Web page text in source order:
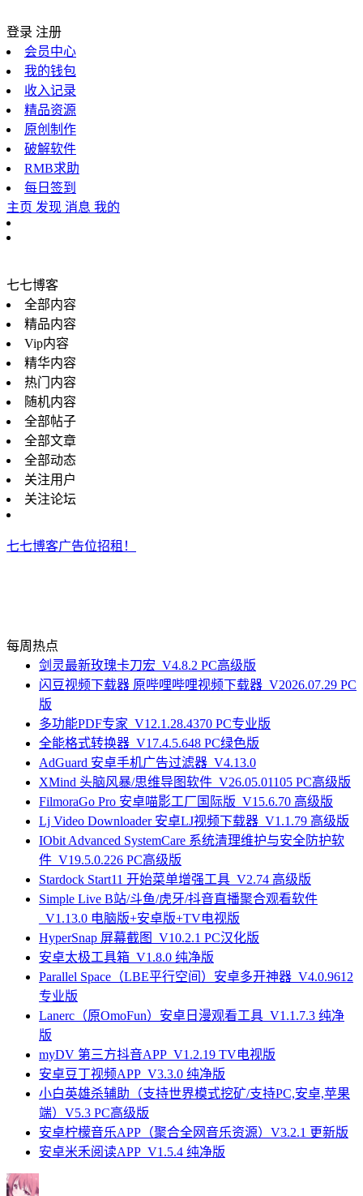
登录 注册
会员中心
我的钱包
收入记录
精品资源
原创制作
破解软件
RMB求助
每日签到
主页 发现 消息 我的
七七博客
全部内容
精品内容
Vip内容
精华内容
热门内容
随机内容
全部帖子
全部文章
全部动态
关注用户
关注论坛
七七博客广告位招租！
每周热点
剑灵最新玫瑰卡刀宏_V4.8.2 PC高级版
闪豆视频下载器 原哔哩哔哩视频下载器_V2026.07.29 PC
版
多功能PDF专家_V12.1.28.4370 PC专业版
全能格式转换器_V17.4.5.648 PC绿色版
AdGuard 安卓手机广告过滤器_V4.13.0
XMind 头脑风暴/思维导图软件_V26.05.01105 PC高级版
FilmoraGo Pro 安卓喵影工厂国际版_V15.6.70 高级版
Lj Video Downloader 安卓LJ视频下载器_V1.1.79 高级版
IObit Advanced SystemCare 系统清理维护与安全防护软
件_V19.5.0.226 PC高级版
Stardock Start11 开始菜单增强工具_V2.74 高级版
Simple Live B站/斗鱼/虎牙/抖音直播聚合观看软件
_V1.13.0 电脑版+安卓版+TV电视版
HyperSnap 屏幕截图_V10.2.1 PC汉化版
安卓太极工具箱_V1.8.0 纯净版
Parallel Space（LBE平行空间）安卓多开神器_V4.0.9612
专业版
Lanerc（原OmoFun）安卓日漫观看工具_V1.1.7.3 纯净
版
myDV 第三方抖音APP_V1.2.19 TV电视版
安卓豆丁视频APP_V3.3.0 纯净版
小白英雄杀辅助（支持世界模式挖矿/支持PC,安卓,苹果
端）V5.3 PC高级版
安卓柠檬音乐APP（聚合全网音乐资源）V3.2.1 更新版
安卓米禾阅读APP_V1.5.4 纯净版